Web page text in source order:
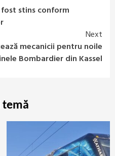
fost stins conform
Next
mecanicii pentru noile
Bombardier din Kassel
temă